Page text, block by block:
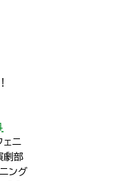
ェニ
劇部
ニング